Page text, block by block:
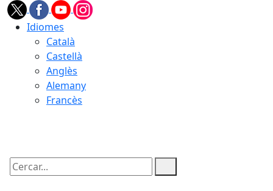
Idiomes
Català
Castellà
Anglès
Alemany
Francès
Cercar: